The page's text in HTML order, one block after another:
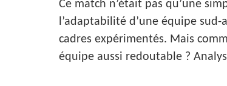
Ce match n’était pas qu’une
l’adaptabilité d’une équipe
cadres expérimentés. Mais
équipe aussi redoutable ?